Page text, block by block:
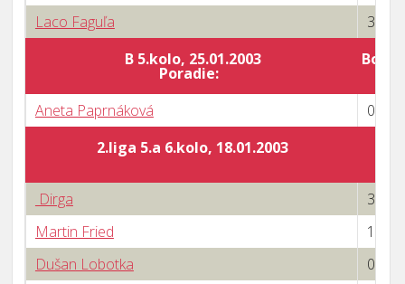
Laco Faguľa
3 : 0
B 5.kolo, 25.01.2003
Poradie:
Body
Aneta Paprnáková
0 : 3
2.liga 5.a 6.kolo, 18.01.2003
Dirga
3 : 2
Martin Fried
1 : 3
Dušan Lobotka
0 : 3